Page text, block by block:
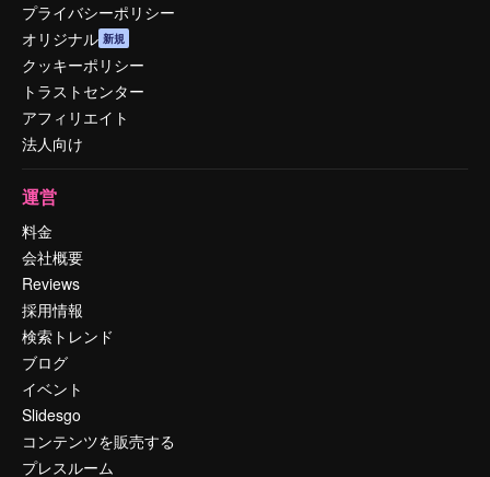
プライバシーポリシー
オリジナル 新規
クッキーポリシー
トラストセンター
アフィリエイト
法人向け
運営
料金
会社概要
Reviews
採用情報
検索トレンド
ブログ
イベント
Slidesgo
コンテンツを販売する
プレスルーム